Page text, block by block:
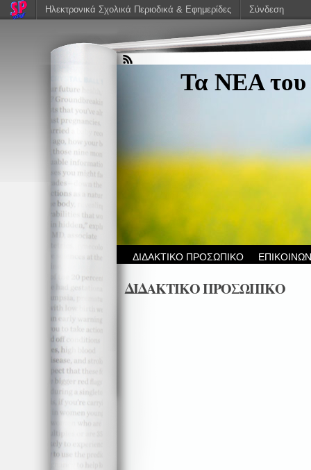
Τα ΝΕΑ του
ΔΙΔΑΚΤΙΚΟ ΠΡΟΣΩΠΙΚΟ
ΔΙΔΑΚΤΙΚΟ ΠΡΟΣΩΠΙΚΟ
Ηλεκτρονικά Σχολικά Περιοδικά & Εφημερίδες Σύνδεση